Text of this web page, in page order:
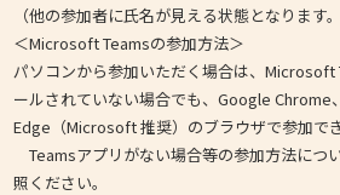
（他の参加者に氏名が見える状態となります
＜Microsoft Teamsの参加方法＞
パソコンから参加いただく場合は、Microsoft
ールされていない場合でも、Google
Edge（Microsoft 推奨）のブラウザで参加でき
Teamsアプリがない場合等の参加方法につ
照ください。